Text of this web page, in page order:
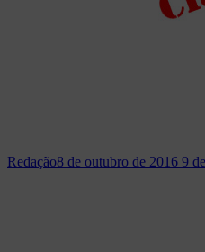
Redação8 de outubro de 2016 9